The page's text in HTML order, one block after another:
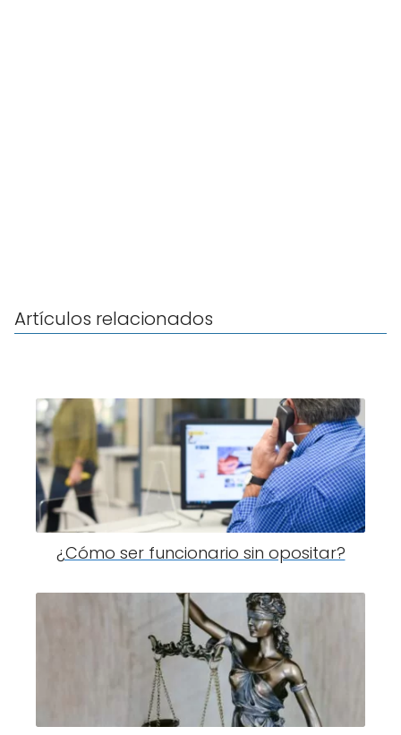
Artículos relacionados
¿Cómo ser funcionario sin opositar?